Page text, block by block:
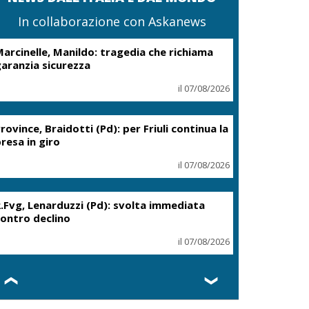
In collaborazione con Askanews
Manildo: tragedia che richiama
sicurezza
il 07/08/2026
Braidotti (Pd): per Friuli continua la
in giro
il 07/08/2026
Lenarduzzi (Pd): svolta immediata
declino
il 07/08/2026
❮ ❯